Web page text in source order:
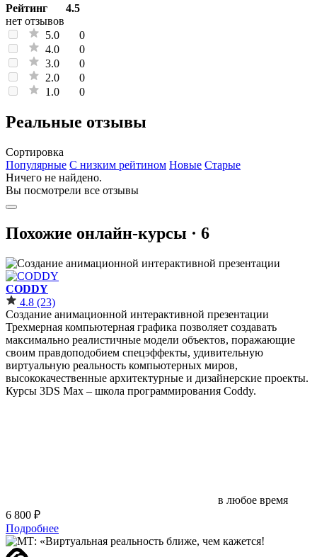
Рейтинг
4.5
нет отзывов
5.0
0
4.0
0
3.0
0
2.0
0
1.0
0
Реальные отзывы
Сортировка
Популярные С низким рейтином Новые Старые
Ничего не найдено.
Вы посмотрели все отзывы
Похожие онлайн-курсы · 6
CODDY
4.8 (23)
Создание анимационной интерактивной презентации
Трехмерная компьютерная графика позволяет создавать
максимально реалистичные модели объектов, поражающие
своим правдоподобием спецэффекты, удивительную
виртуальную реальность компьютерных миров,
высококачественные архитектурные и дизайнерские проекты.
Курсы 3DS Max – школа программирования Coddy.
в любое время
6 800 ₽
Подробнее